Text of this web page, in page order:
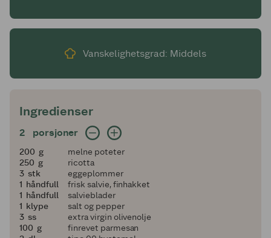
Vanskelighetsgrad: Middels
Ingredienser
2 porsjoner
2 porsjoner
200
200 g
melne poteter
250
250 g
ricotta
3
3 stk
eggeplommer
11 håndfull
frisk salvie, finhakket
11 håndfull
salvieblader
11 klype
salt og pepper
3
3 ss
extra virgin olivenolje
100
100 g
finrevet parmesan